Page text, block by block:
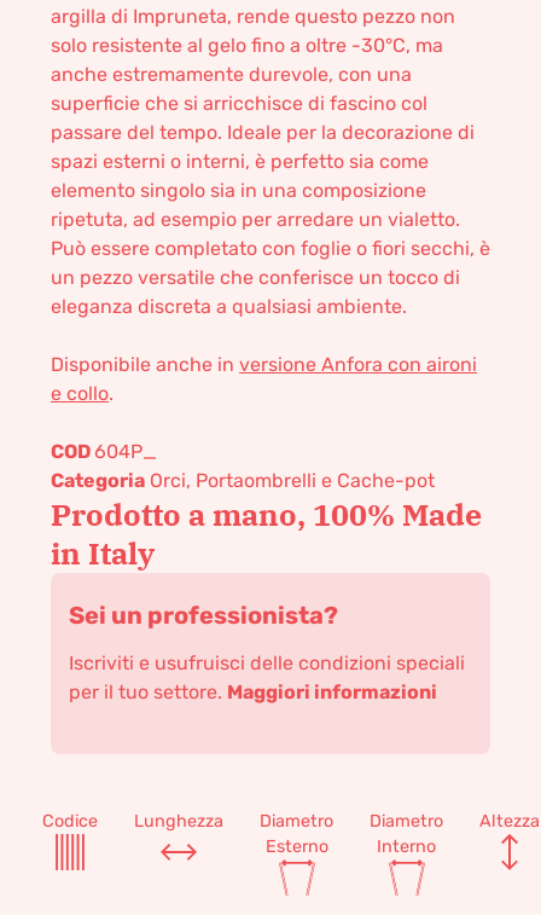
argilla di Impruneta, rende questo pezzo non
solo resistente al gelo fino a oltre -30°C, ma
anche estremamente durevole, con una
superficie che si arricchisce di fascino col
passare del tempo. Ideale per la decorazione di
spazi esterni o interni, è perfetto sia come
elemento singolo sia in una composizione
ripetuta, ad esempio per arredare un vialetto.
Può essere completato con foglie o fiori secchi, è
un pezzo versatile che conferisce un tocco di
eleganza discreta a qualsiasi ambiente.
Disponibile anche in versione Anfora con aironi
e collo.
COD604P_
Categoria Orci, Portaombrelli e Cache-pot
Prodotto a mano, 100% Made
in Italy
Sei un professionista?
Iscriviti e usufruisci delle condizioni speciali
per il tuo settore. Maggiori informazioni
Codice Lunghezza
Diametro
Esterno
Diametro
Interno
Altezza